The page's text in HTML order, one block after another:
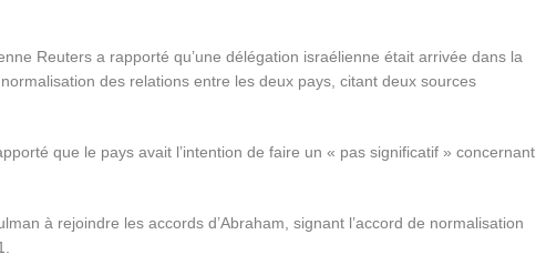
Reuters a rapporté qu’une délégation israélienne était arrivée dans la
des relations entre les deux pays, citant deux sources
que le pays avait l’intention de faire un « pas significatif » concernant
à rejoindre les accords d’Abraham, signant l’accord de normalisation